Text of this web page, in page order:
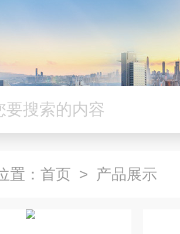
置： 首页 > 产品展示